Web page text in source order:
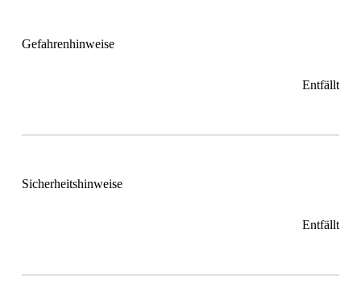
Gefahrenhinweise
Entfällt
Sicherheitshinweise
Entfällt